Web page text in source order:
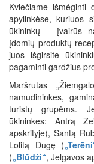
Kviečiame išmėginti
apylinkėse, kuriuos
ūkininkų – įvairūs
įdomių produktų
juos išgirsite
pagaminti gardžius
Maršrutas
namudininkes,
turistų grupėms.
ūkininkes: Antrą
apskrityje), Santą
Lolitą Dugę (
(„Blūdži“, Jelgavos